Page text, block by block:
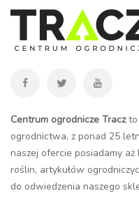
Centrum ogrodnicze Traczto
ogrodnictwa, z ponad 25
naszej ofercie posiadamy
roślin, artykułów
do odwiedzenia naszego